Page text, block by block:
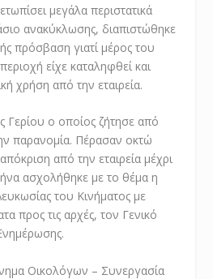
μεγάλα περιστατικά
ανακύκλωσης, διαπιστώθηκε
πρόσβαση γιατί μέρος του
είχε καταληφθεί και
χρήση από την εταιρεία.
Γερίου ο οποίος ζήτησε από
παρανομία. Πέρασαν οκτώ
από την εταιρεία μέχρι
ασχολήθηκε με το θέμα η
του Κινήματος με
προς τις αρχές, τον Γενικό
Οικολόγων – Συνεργασία